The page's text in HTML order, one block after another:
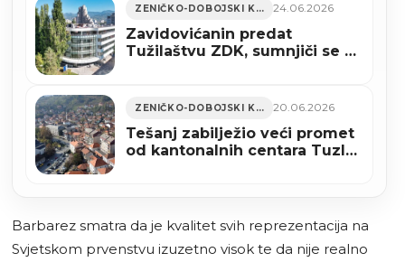
ZENIČKO-DOBOJSKI KANTON 24.06.2026
Zavidovićanin predat
Tužilaštvu ZDK, sumnjiči se za
ZENIČKO-DOBOJSKI KANTON 20.06.2026
Tešanj zabilježio veći promet
od kantonalnih centara Tuzle
Barbarez smatra da je kvalitet svih reprezentacija na
Svjetskom prvenstvu izuzetno visok te da nije realno